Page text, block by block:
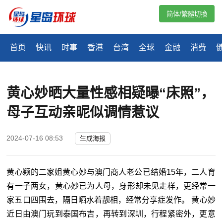
首页 快讯 时事 香港 台湾 全球 金融 消费
简体/繁體切換
黄心妙晒大量性感相疑曝“床照”，
母子互动亲昵似调情惹议
2024-07-16 08:53 生成海报
黄心颖的二家姐黄心妙与澳门商人老公已结婚15年，二人育
有一子两女，黄心妙已为人母，身形却未见走样，更经常一
家五口四围去，隔日晒水着靓相，经常分享症发作。 黄心妙
近日由澳门玩到泰国布吉，再转到深圳，行程紧密外，更意